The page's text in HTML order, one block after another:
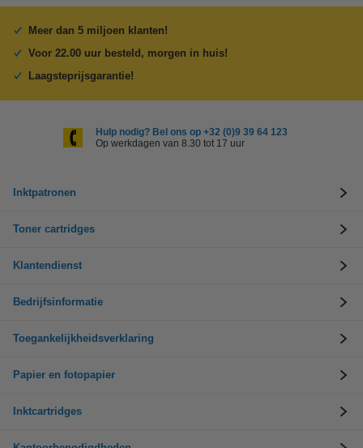
Meer dan 5 miljoen klanten!
Voor 22.00 uur besteld, morgen in huis!
Laagsteprijsgarantie!
Hulp nodig? Bel ons op +32 (0)9 39 64 123
Op werkdagen van 8.30 tot 17 uur
Inktpatronen
Toner cartridges
Klantendienst
Bedrijfsinformatie
Toegankelijkheidsverklaring
Papier en fotopapier
Inktcartridges